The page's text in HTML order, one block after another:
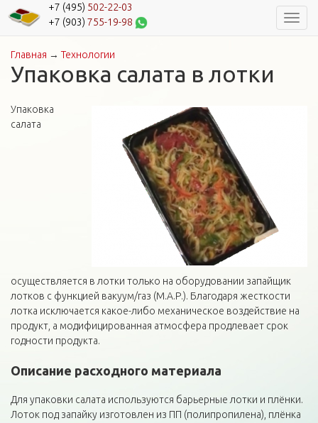
+7 (495) 502-22-03
+7 (903) 755-19-98
Вы здесь
Главная → Технологии
Упаковка салата в лотки
Упаковка
салата
осуществляется в лотки только на оборудовании запайщик
лотков с функцией вакуум/газ (М.А.Р.). Благодаря жесткости
лотка исключается какое-либо механическое воздействие на
продукт, а модифицированная атмосфера продлевает срок
годности продукта.
Описание расходного материала
Для упаковки салата используются барьерные лотки и плёнки.
Лоток под запайку изготовлен из ПП (полипропилена), плёнка